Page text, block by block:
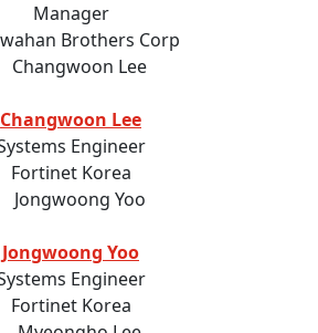
Manager
Brothers Corp
Changwoon Lee
Engineer
Fortinet Korea
Jongwoong Yoo
Engineer
Fortinet Korea